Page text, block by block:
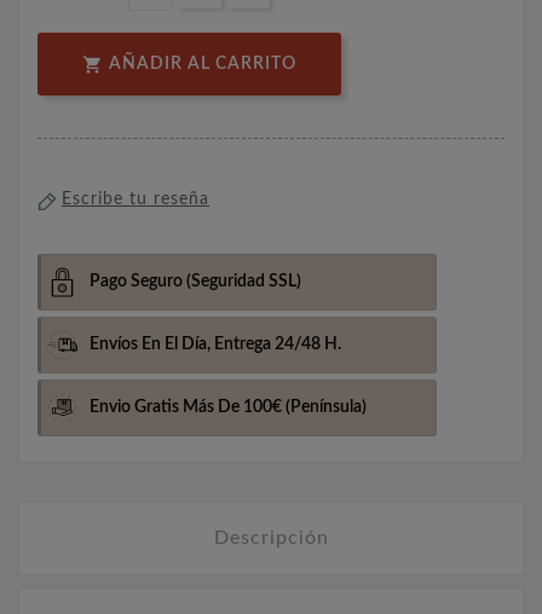
 AÑADIR AL CARRITO
Escribe tu reseña
Pago Seguro (Seguridad SSL)
Envíos En El Día, Entrega 24/48 H.
Envio Gratis Más De 100€ (Península)
Descripción